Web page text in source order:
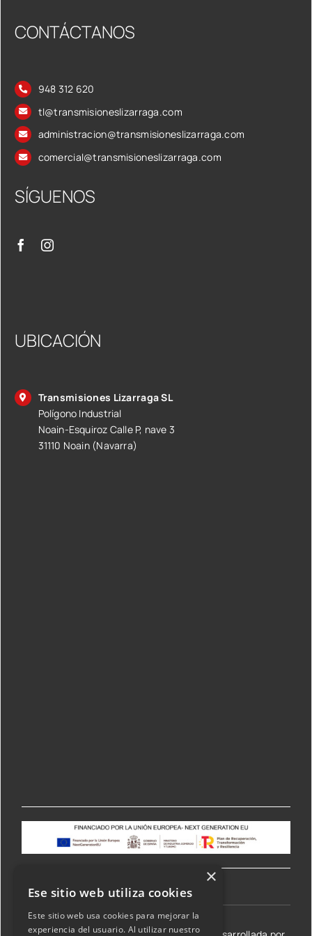
CONTÁCTANOS
948 312 620
tl@transmisioneslizarraga.com
administracion@transmisioneslizarraga.com
comercial@transmisioneslizarraga.com
SÍGUENOS
UBICACIÓN
Transmisiones Lizarraga SL
Polígono Industrial
Noain-Esquiroz Calle P, nave 3
31110 Noain (Navarra)
×
Ese sitio web utiliza cookies
Este sitio web usa cookies para mejorar la
experiencia del usuario. Al utilizar nuestro